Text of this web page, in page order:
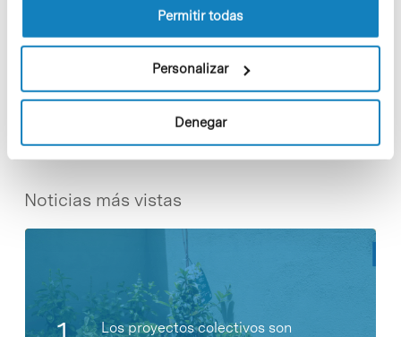
Permitir todas
Personalizar
Denegar
Noticias más vistas
Los proyectos colectivos son